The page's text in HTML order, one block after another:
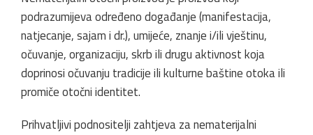
podrazumijeva određeno događanje (manifestacija,
natjecanje, sajam i dr.), umijeće, znanje i/ili vještinu,
očuvanje, organizaciju, skrb ili drugu aktivnost koja
doprinosi očuvanju tradicije ili kulturne baštine otoka ili
promiče otočni identitet.
Prihvatljivi podnositelji zahtjeva za nematerijalni